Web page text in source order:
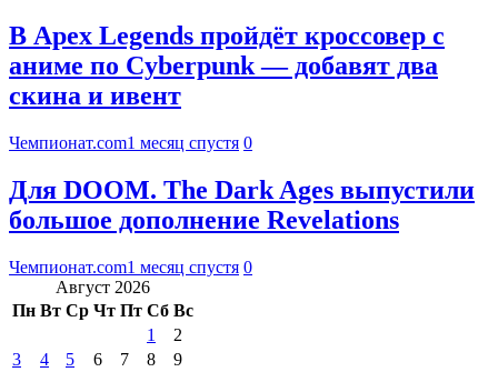
В Apex Legends пройдёт кроссовер с
аниме по Cyberpunk — добавят два
скина и ивент
Чемпионат.com1 месяц спустя 0
Для DOOM. The Dark Ages выпустили
большое дополнение Revelations
Чемпионат.com1 месяц спустя 0
Август 2026
Пн Вт Ср Чт Пт Сб Вс
1
2
3
4 5 6 7 8
9